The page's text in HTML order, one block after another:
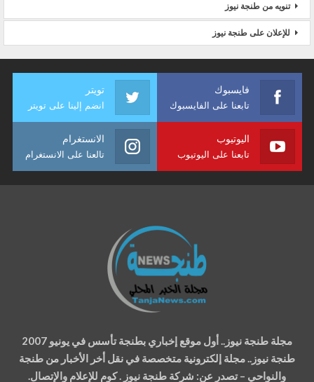
تنويه من طنجة نيوز
للإعلان على طنجة نيوز
فايسبوك
تابعنا على الفايسبوك
تويتر
انضم إلينا على تويتر
اليوتيوب
تابعنا على اليوتيوب
الانستغرام
تالعنا على الانستغرام
مجلة طنجة نيوز.. أول موقع إخباري بطنجة تأسس في يونيو 2007
طنجة نيوز.. مجلة إلكترونية متخصصة في نقل أخر الأخبار من طنجة
والنواحي – تصدر عن: شركة طنجة نيوز . كوم للإعلام والإتصال.